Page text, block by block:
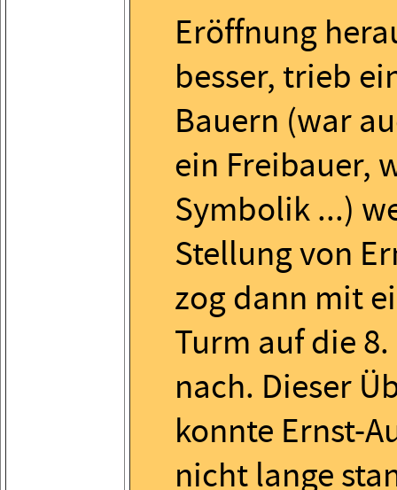
Eröffnung
besser, trieb
Bauern (war
ein Freibauer,
Symbolik ...)
Stellung von
zog dann mit
Turm auf die 8.
nach. Dieser
konnte Ernst-
nicht lange